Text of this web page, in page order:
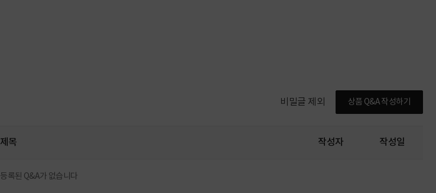
비밀글 제외 상품 Q&A 작성하기
제목 작성자 작성일
등록된 Q&A가 없습니다